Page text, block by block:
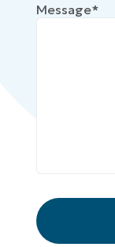
Message*